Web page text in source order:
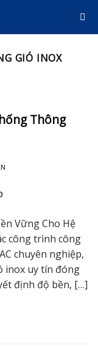
GIÓ INOX
Thông
Vững Cho Hệ
công trình công
chuyên nghiệp,
inox uy tín đóng
định độ bền, […]